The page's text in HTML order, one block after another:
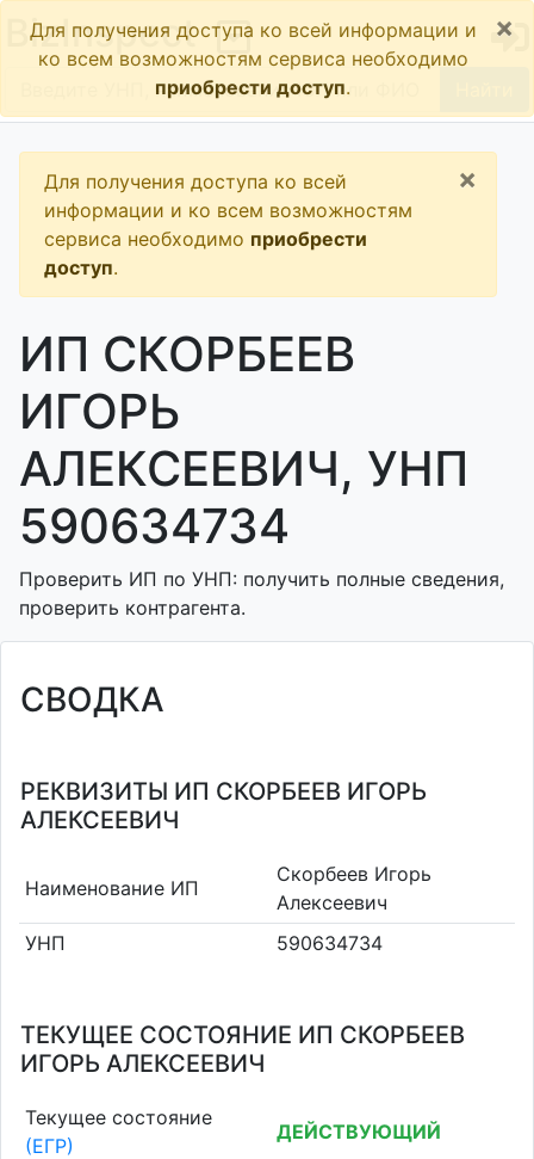
BizInspect
Для получения доступа ко всей информации и
ко всем возможностям сервиса необходимо
приобрести доступ.
×
Для получения доступа ко всей
информации и ко всем возможностям
сервиса необходимо приобрести
доступ.
×
ИП СКОРБЕЕВ
ИГОРЬ
АЛЕКСЕЕВИЧ, УНП
590634734
Проверить ИП по УНП: получить полные сведения,
проверить контрагента.
СВОДКА
РЕКВИЗИТЫ ИП СКОРБЕЕВ ИГОРЬ
АЛЕКСЕЕВИЧ
Наименование ИП
Скорбеев Игорь
Алексеевич
УНП
590634734
ТЕКУЩЕЕ СОСТОЯНИЕ ИП СКОРБЕЕВ
ИГОРЬ АЛЕКСЕЕВИЧ
Текущее состояние
(ЕГР)
ДЕЙСТВУЮЩИЙ